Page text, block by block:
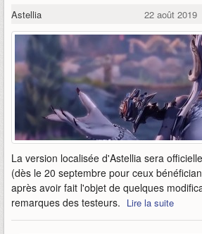
Astellia 22 août 2019
La version localisée d'Astellia sera
(dès le 20 septembre pour ceux
après avoir fait l'objet de quelques
remarques des testeurs. Lire la suite